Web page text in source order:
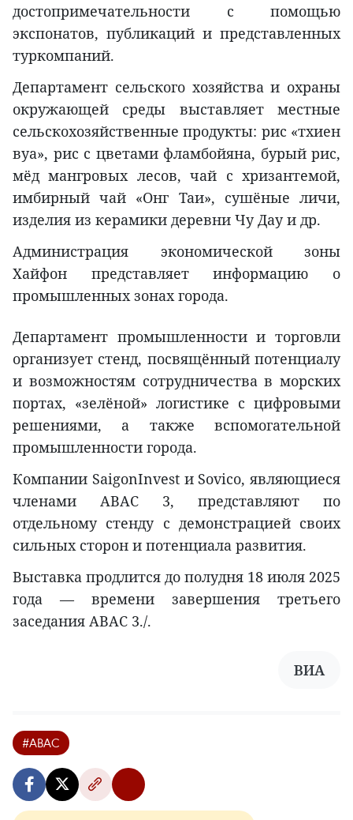
достопримечательности с помощью
экспонатов, публикаций и представленных
туркомпаний.
Департамент сельского хозяйства и охраны
окружающей среды выставляет местные
сельскохозяйственные продукты: рис «тхиен
вуа», рис с цветами фламбойяна, бурый рис,
мёд мангровых лесов, чай с хризантемой,
имбирный чай «Онг Таи», сушёные личи,
изделия из керамики деревни Чу Дау и др.
Администрация экономической зоны
Хайфон представляет информацию о
промышленных зонах города.
Департамент промышленности и торговли
организует стенд, посвящённый потенциалу
и возможностям сотрудничества в морских
портах, «зелёной» логистике с цифровыми
решениями, а также вспомогательной
промышленности города.
Компании SaigonInvest и Sovico, являющиеся
членами ABAC 3, представляют по
отдельному стенду с демонстрацией своих
сильных сторон и потенциала развития.
Выставка продлится до полудня 18 июля 2025
года — времени завершения третьего
заседания ABAC 3./.
ВИА
#ABAC